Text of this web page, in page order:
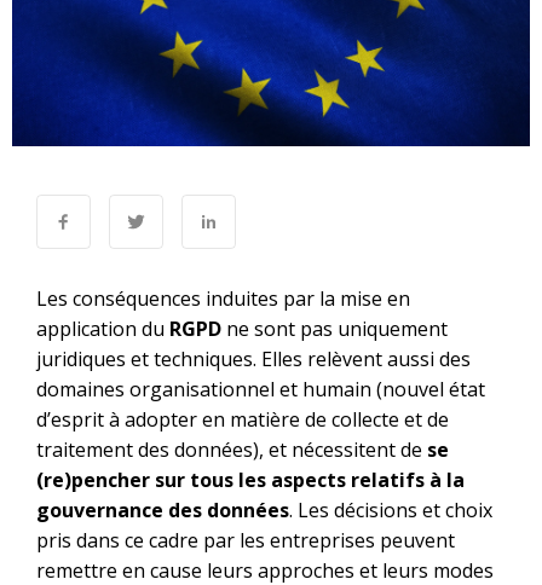
Les conséquences induites par la mise en
application du RGPD ne sont pas uniquement
juridiques et techniques. Elles relèvent aussi des
domaines organisationnel et humain (nouvel état
d’esprit à adopter en matière de collecte et de
traitement des données), et nécessitent de se
(re)pencher sur tous les aspects relatifs à la
gouvernance des données. Les décisions et choix
pris dans ce cadre par les entreprises peuvent
remettre en cause leurs approches et leurs modes